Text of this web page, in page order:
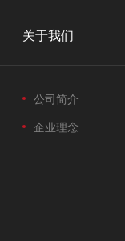
关于我们
公司简介
企业理念